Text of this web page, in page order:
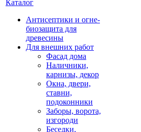
Каталог
Антисептики и огне-
биозащита для
древесины
Для внешних работ
Фасад дома
Наличники,
карнизы, декор
Окна, двери,
ставни,
подоконники
Заборы, ворота,
изгороди
Беседки,